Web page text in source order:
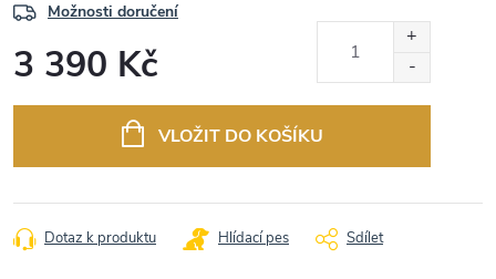
Možnosti doručení
3 390 Kč
VLOŽIT DO KOŠÍKU
Dotaz k produktu Hlídací pes Sdílet